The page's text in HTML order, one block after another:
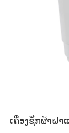
ເຄື່ອງຊັກຜ້າຝາ